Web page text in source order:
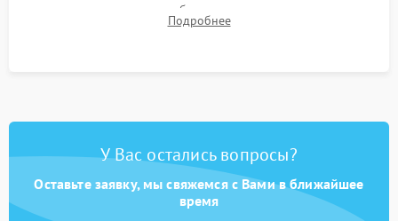
компрессора, отсутствия обмерзания стенок и корректного
срабатывания системы автоматической оттайки.
Подробнее
У Вас остались вопросы?
Оставьте заявку, мы свяжемся с Вами в ближайшее
время